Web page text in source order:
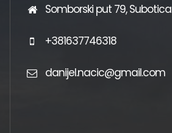
Somborski put 79, Subotica
+381637746318
danijel.nacic@gmail.com